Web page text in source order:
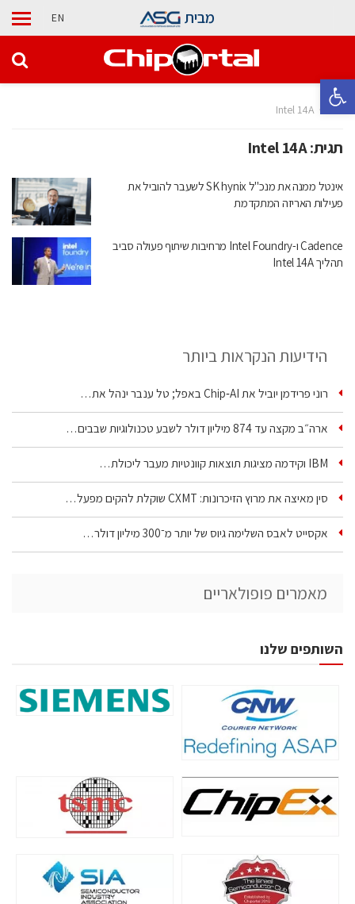
פתח סרגל נגישות
מבית EN
בית Intel 14A
תגית:Intel 14A
אינטל ממנה את מנכ"ל SK hynix לשעבר להוביל את
פעילות האריזה המתקדמת
Cadence ו-Intel Foundry מרחיבות שיתוף פעולה סביב
תהליך Intel 14A
הידיעות הנקראות ביותר
רוני פרידמן יוביל את Chip‑AI באפל; טל ענבר ינהל את…
ארה״ב מקצה עד 874 מיליון דולר לשבע טכנולוגיות שבבים…
IBM וקידמה מציגות תוצאות קוונטיות מעבר ליכולת…
סין מאיצה את מרוץ הזיכרונות: CXMT שוקלת להקים מפעל…
אקסייט לאבס השלימה גיוס של יותר מ־300 מיליון דולר…
מאמרים פופולאריים
השותפים שלנו